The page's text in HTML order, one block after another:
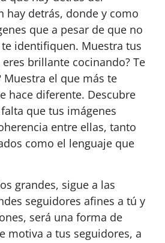
hay detrás, donde y como
que a pesar de que no
identifiquen. Muestra tus
brillante cocinando? Te
Muestra el que más te
hace diferente. Descubre
que tus imágenes
entre ellas, tanto
como el lenguaje que
grandes, sigue a las
seguidores afines a tú y
será una forma de
motiva a tus seguidores, a